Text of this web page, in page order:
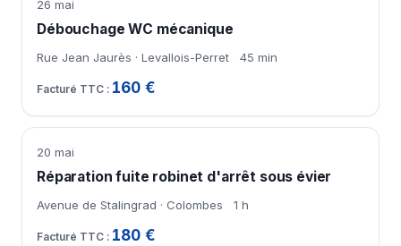
26 mai
Débouchage WC mécanique
Rue Jean Jaurès · Levallois-Perret 45 min
160 €
20 mai
Réparation fuite robinet d'arrêt sous évier
Avenue de Stalingrad · Colombes 1 h
180 €